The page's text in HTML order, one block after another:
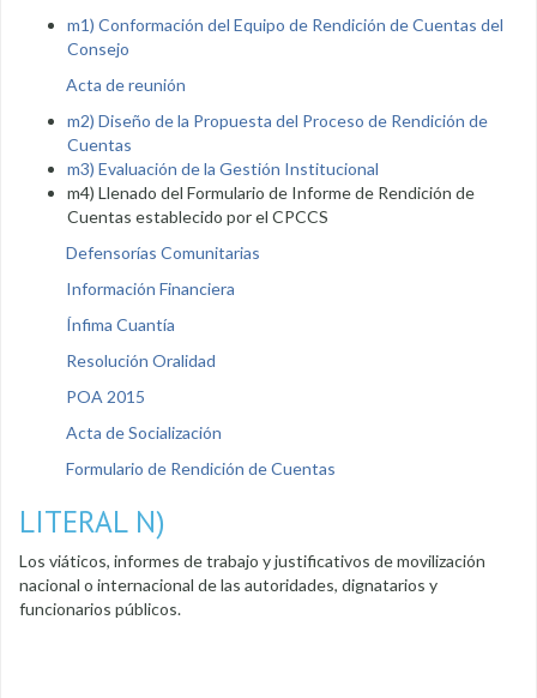
m1) Conformación del Equipo de Rendición de Cuentas del
Consejo
Acta de reunión
m2) Diseño de la Propuesta del Proceso de Rendición de
Cuentas
m3) Evaluación de la Gestión Institucional
m4) Llenado del Formulario de Informe de Rendición de
Cuentas establecido por el CPCCS
Defensorías Comunitarias
Información Financiera
Ínfima Cuantía
Resolución Oralidad
POA 2015
Acta de Socialización
Formulario de Rendición de Cuentas
LITERAL N)
Los viáticos, informes de trabajo y justificativos de movilización
nacional o internacional de las autoridades, dignatarios y
funcionarios públicos.